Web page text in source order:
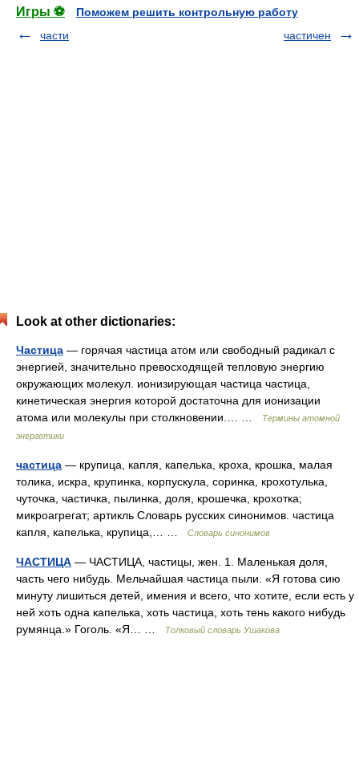
Игры ⚽
Поможем решить контрольную работу
части
частичен
Look at other dictionaries:
Частица — горячая частица атом или свободный радикал с
энергией, значительно превосходящей тепловую энергию
окружающих молекул. ионизирующая частица частица,
кинетическая энергия которой достаточна для ионизации
атома или молекулы при столкновении.… …
Термины атомной
энергетики
частица — крупица, капля, капелька, кроха, крошка, малая
толика, искра, крупинка, корпускула, соринка, крохотулька,
чуточка, частичка, пылинка, доля, крошечка, крохотка;
микроагрегат; артикль Словарь русских синонимов. частица
капля, капелька, крупица,… …
Словарь синонимов
ЧАСТИЦА — ЧАСТИЦА, частицы, жен. 1. Маленькая доля,
часть чего нибудь. Мельчайшая частица пыли. «Я готова сию
минуту лишиться детей, имения и всего, что хотите, если есть у
ней хоть одна капелька, хоть частица, хоть тень какого нибудь
румянца.» Гоголь. «Я… …
Толковый словарь Ушакова